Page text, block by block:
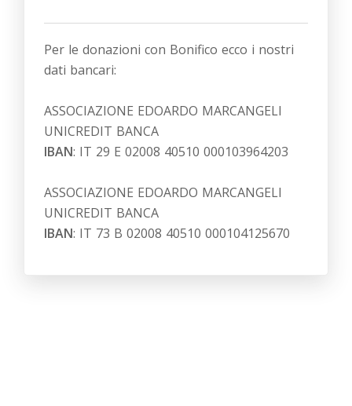
Per le donazioni con Bonifico ecco i nostri
dati bancari:
ASSOCIAZIONE EDOARDO MARCANGELI
UNICREDIT BANCA
IBAN: IT 29 E 02008 40510 000103964203
ASSOCIAZIONE EDOARDO MARCANGELI
UNICREDIT BANCA
IBAN: IT 73 B 02008 40510 000104125670